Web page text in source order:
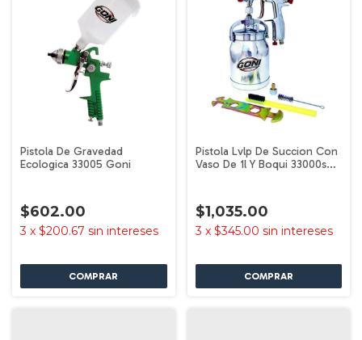
Pistola De Gravedad
Ecologica 33005 Goni
$602.00
3 x $200.67 sin intereses
Pistola Lvlp De Succion Con
Vaso De 1l Y Boqui 33000s
$1,035.00
3 x $345.00 sin intereses